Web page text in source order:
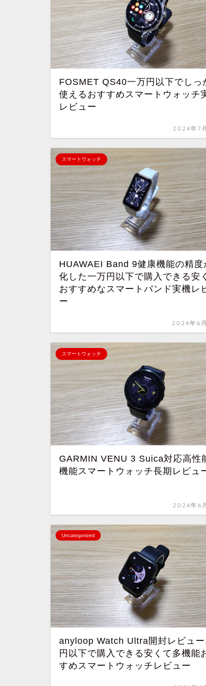
FOSMET QS40一万円以下でしっ
使えるおすすめスマートウォッチ
レビュー
2024年7
スマートウォッチ
HUAWAEI Band 9健康機能の精度
化した一万円以下で購入できる安
おすすめなスマートバンド実機レ
ー
2024年6
スマートウォッチ
GARMIN VENU 3 Suica対応高性
機能スマートウォッチ長期レビュ
2024年6
Uncategorized
anyloop Watch Ultra開封レビュ
円以下で購入できる安くて多機能
すめスマートウォッチレビュー